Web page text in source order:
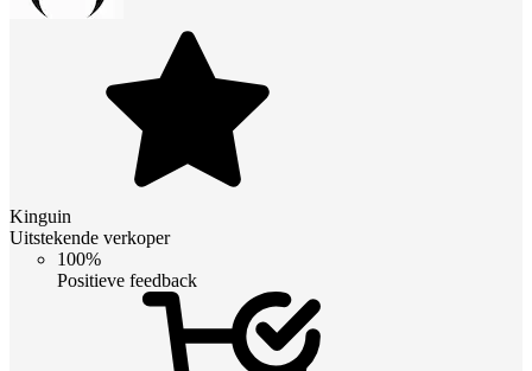
Kinguin
Uitstekende verkoper
100%
Positieve feedback